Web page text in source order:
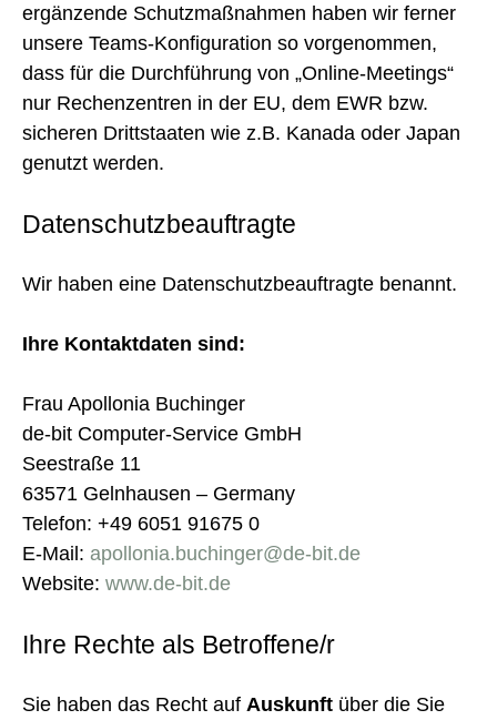
ergänzende Schutzmaßnahmen haben wir ferner
unsere Teams-Konfiguration so vorgenommen,
dass für die Durchführung von „Online-Meetings“
nur Rechenzentren in der EU, dem EWR bzw.
sicheren Drittstaaten wie z.B. Kanada oder Japan
genutzt werden.
Datenschutzbeauftragte
Wir haben eine Datenschutzbeauftragte benannt.
Ihre Kontaktdaten sind:
Frau Apollonia Buchinger
de-bit Computer-Service GmbH
Seestraße 11
63571 Gelnhausen – Germany
Telefon: +49 6051 91675 0
E-Mail: apollonia.buchinger@de-bit.de
Website: www.de-bit.de
Ihre Rechte als Betroffene/r
Sie haben das Recht auf Auskunft über die Sie